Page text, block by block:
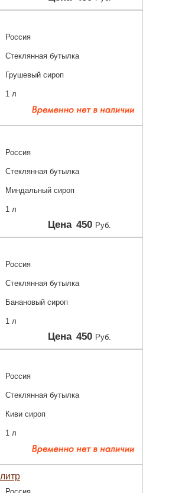
Россия
Стеклянная бутылка
Грушевый сироп
1 л
Россия
Стеклянная бутылка
Миндальный сироп
1 л
Цена 450 Руб.
Россия
Стеклянная бутылка
Банановый сироп
1 л
Цена 450 Руб.
Россия
Стеклянная бутылка
Киви сироп
1 л